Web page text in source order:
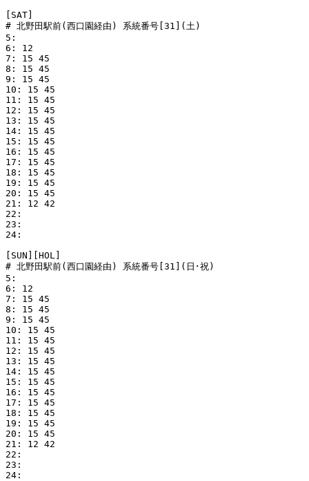
[SAT]
# 北野田駅前(西口園経由) 系統番号[31](土)
5:
6: 12
7: 15 45
8: 15 45
9: 15 45
10: 15 45
11: 15 45
12: 15 45
13: 15 45
14: 15 45
15: 15 45
16: 15 45
17: 15 45
18: 15 45
19: 15 45
20: 15 45
21: 12 42
22:
23:
24:
[SUN][HOL]
# 北野田駅前(西口園経由) 系統番号[31](日･祝)
5:
6: 12
7: 15 45
8: 15 45
9: 15 45
10: 15 45
11: 15 45
12: 15 45
13: 15 45
14: 15 45
15: 15 45
16: 15 45
17: 15 45
18: 15 45
19: 15 45
20: 15 45
21: 12 42
22:
23:
24: